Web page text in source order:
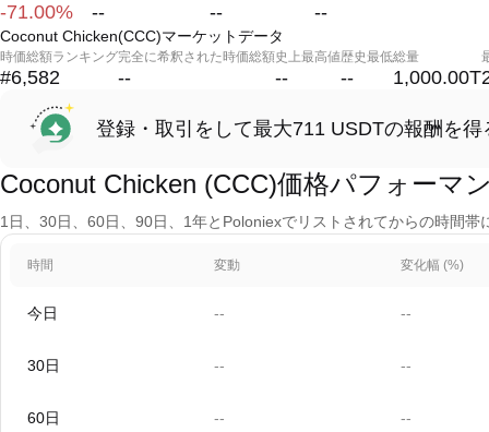
-71.00% -- -- --
Coconut Chicken(CCC)マーケットデータ
時価総額ランキング
#6,582
完全に希釈された時価総額
--
史上最高値
--
歴史最低
--
総量
1,000.00T
登録・取引をして最大711 USDTの報酬を得
Coconut Chicken (CCC)価格パフォーマ
1日、30日、60日、90日、1年とPoloniexでリストされてからの時間
時間 変動 変化幅 (%)
今日 -- --
30日 -- --
60日 -- --